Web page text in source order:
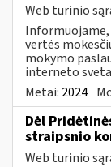
Web turinio
vertės
mokymo
interneto
Metai: 2024
Dėl
straipsnio
Web turinio